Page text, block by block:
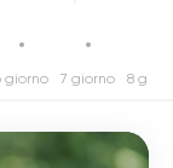
giorno 7 giorno 8